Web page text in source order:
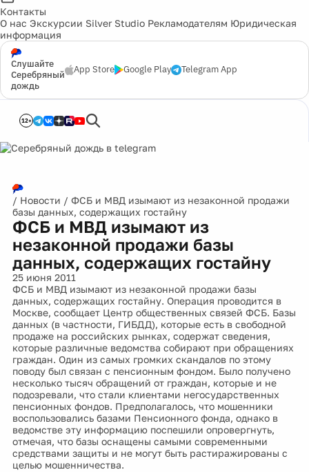
Контакты
О нас Экскурсии Silver Studio Рекламодателям Юридическая
информация
Слушайте
Серебряный
дождь
App Store Google Play Telegram App
12+
/ Новости / ФСБ и МВД изымают из незаконной продажи
базы данных, содержащих гостайну
ФСБ и МВД изымают из
незаконной продажи базы
данных, содержащих гостайну
25 июня 2011
ФСБ и МВД изымают из незаконной продажи базы
данных, содержащих гостайну. Операция проводится в
Москве, сообщает Центр общественных связей ФСБ. Базы
данных (в частности, ГИБДД), которые есть в свободной
продаже на российских рынках, содержат сведения,
которые различные ведомства собирают при обращениях
граждан. Один из самых громких скандалов по этому
поводу был связан с пенсионным фондом. Было получено
несколько тысяч обращений от граждан, которые и не
подозревали, что стали клиентами негосударственных
пенсионных фондов. Предполагалось, что мошенники
воспользовались базами Пенсионного фонда, однако в
ведомстве эту информацию поспешили опровергнуть,
отмечая, что базы оснащены самыми современными
средствами защиты и не могут быть растиражированы с
целью мошенничества.